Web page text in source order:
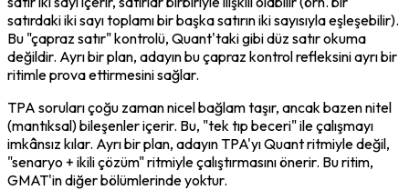
satırdaki iki sayı toplamı bir başka satırın iki sayısıyla eşleşebilir).
Bu "çapraz satır" kontrolü, Quant'taki gibi düz satır okuma
değildir. Ayrı bir plan, adayın bu çapraz kontrol refleksini ayrı bir
ritimle prova ettirmesini sağlar.
TPA soruları çoğu zaman nicel bağlam taşır, ancak bazen nitel
(mantıksal) bileşenler içerir. Bu, "tek tıp beceri" ile çalışmayı
imkânsız kılar. Ayrı bir plan, adayın TPA'yı Quant ritmiyle değil,
"senaryo + ikili çözüm" ritmiyle çalıştırmasını önerir. Bu ritim,
GMAT'in diğer bölümlerinde yoktur.